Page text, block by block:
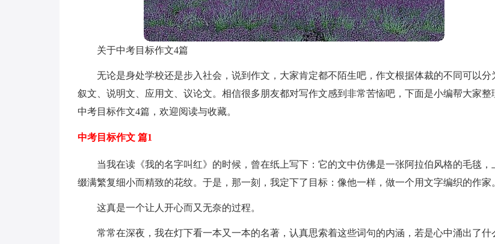
关于中考目标作文4篇
无论是身处学校还是步入社会，说到作文，大家肯定都不陌生吧，作文根据体裁的不同可以分
叙文、说明文、应用文、议论文。相信很多朋友都对写作文感到非常苦恼吧，下面是小编帮大家整
中考目标作文4篇，欢迎阅读与收藏。
中考目标作文 篇1
当我在读《我的名字叫红》的时候，曾在纸上写下：它的文中仿佛是一张阿拉伯风格的毛毯，
缀满繁复细小而精致的花纹。于是，那一刻，我定下了目标：像他一样，做一个用文字编织的作家。
这真是一个让人开心而又无奈的过程。
常常在深夜，我在灯下看一本又一本的名著，认真思索着这些词句的内涵，若是心中涌出了什